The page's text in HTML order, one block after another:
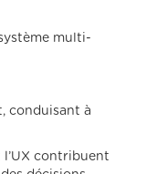
multi-
conduisant à
contribuent